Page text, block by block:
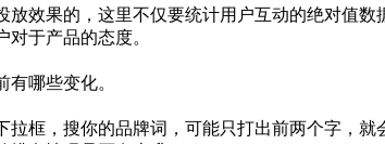
放效果的，这里不仅要统计用户互动的绝对
于产品的态度。
前有哪些变化。
拉框，搜你的品牌词，可能只打出前两个字